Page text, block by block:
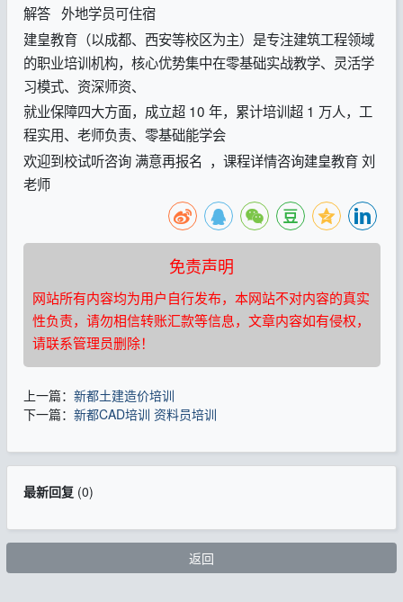
解答 外地学员可住宿
建皇教育（以成都、西安等校区为主）是专注建筑工程领域
的职业培训机构，核心优势集中在零基础实战教学、灵活学
习模式、资深师资、
就业保障四大方面，成立超 10 年，累计培训超 1 万人，工
程实用、老师负责、零基础能学会
欢迎到校试听咨询 满意再报名 ，课程详情咨询建皇教育 刘
老师
免责声明
网站所有内容均为用户自行发布，本网站不对内容的真实
性负责，请勿相信转账汇款等信息，文章内容如有侵权，
请联系管理员删除！
上一篇： 新都土建造价培训
下一篇： 新都CAD培训 资料员培训
最新回复(0)
返回